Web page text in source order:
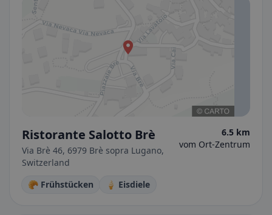
Ristorante Salotto Brè
Via Brè 46, 6979 Brè sopra Lugano,
Switzerland
6.5 km
vom Ort-Zentrum
🥐 Frühstücken 🍦 Eisdiele